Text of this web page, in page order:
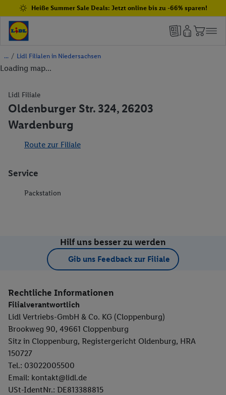
Heiße Summer Sale Deals: Jetzt online bis zu -66% sparen!
/ Lidl Filialen in Niedersachsen
Loading map...
Lidl Filiale
Oldenburger Str. 324, 26203
Wardenburg
Route zur Filiale
Service
Packstation
Hilf uns besser zu werden
Gib uns Feedback zur Filiale
Rechtliche Informationen
Filialverantwortlich
Lidl Vertriebs-GmbH & Co. KG (Cloppenburg)
Brookweg 90, 49661 Cloppenburg
Sitz in Cloppenburg, Registergericht Oldenburg, HRA
150727
Tel.: 03022005500
Email: kontakt@lidl.de
USt-IdentNr.: DE813388815